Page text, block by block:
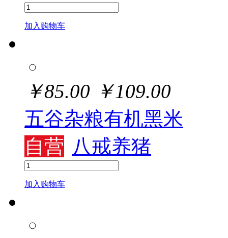
加入购物车
￥85.00 ￥109.00
五谷杂粮有机黑米
自营 八戒养猪
加入购物车